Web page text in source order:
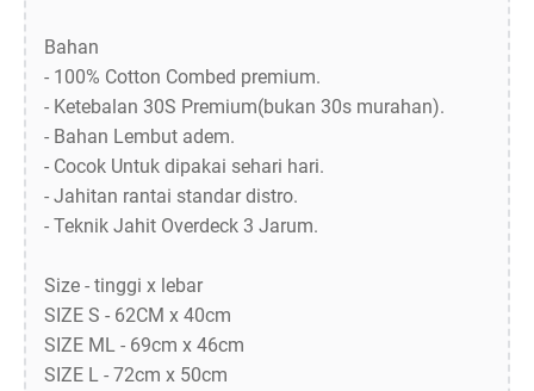
Bahan
- 100% Cotton Combed premium.
- Ketebalan 30S Premium(bukan 30s murahan).
- Bahan Lembut adem.
- Cocok Untuk dipakai sehari hari.
- Jahitan rantai standar distro.
- Teknik Jahit Overdeck 3 Jarum.
Size - tinggi x lebar
SIZE S - 62CM x 40cm
SIZE ML - 69cm x 46cm
SIZE L - 72cm x 50cm